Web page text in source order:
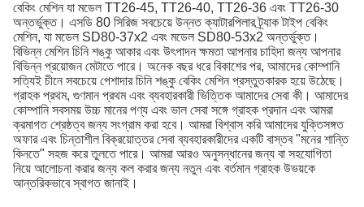
বেকিং মেশিন যা মডেল TT26-45, TT26-40, TT26-36 এবং TT26-30
অন্তর্ভুক্ত। এসডি 80 সিরিজ সবচেয়ে উন্নত ক্যাটারপিলার ট্র্যাক টাইপ বেকিং
মেশিন, যা মডেল SD80-37x2 এবং মডেল SD80-53x2 অন্তর্ভুক্ত।
বিভিন্ন মেশিন চিনি শঙ্কু আকার এবং উৎপাদন ক্ষমতা আপনার চাহিদা জন্য আপনার
বিভিন্ন প্রয়োজন মেটাতে পারে। অনেক বছর ধরে বিকাশের পর, আমাদের কোম্পানি
সত্যিই চীনে সবচেয়ে পেশাদার চিনি শঙ্কু বেকিং মেশিন প্রস্তুতকারক হয়ে উঠেছে।
গ্রাহক প্রথম, গুণমান প্রথম এবং ব্যবহারকারী ভিত্তিক আমাদের সেবা কী। আমাদের
কোম্পানি সবসময় উচ্চ মানের পণ্য এবং ভাল সেবা সঙ্গে গ্রাহক প্রদান এবং আমরা
ক্রমাগত শ্রেষ্ঠত্ব জন্য সংগ্রাম করা হবে। আমরা বিশ্বাস করি আমাদের যুক্তিসঙ্গত
অফার এবং চিন্তাশীল বিক্রয়োত্তর সেবা ব্যবহারকারীদের একটি বাস্তব "মনের শান্তি
কিনতে" সহজ করে তুলতে পারে। আমরা আরও অনুসন্ধানের জন্য বা সহযোগিতা
নিয়ে আলোচনা করার জন্য কল করার জন্য নতুন এবং বর্তমান গ্রাহক উভয়কে
আন্তরিকভাবে স্বাগত জানাই।